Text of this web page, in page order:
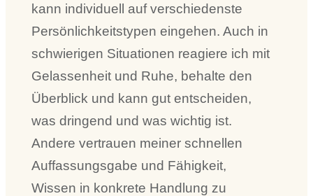
kann individuell auf verschiedenste
Persönlichkeitstypen eingehen. Auch in
schwierigen Situationen reagiere ich mit
Gelassenheit und Ruhe, behalte den
Überblick und kann gut entscheiden,
was dringend und was wichtig ist.
Andere vertrauen meiner schnellen
Auffassungsgabe und Fähigkeit,
Wissen in konkrete Handlung zu